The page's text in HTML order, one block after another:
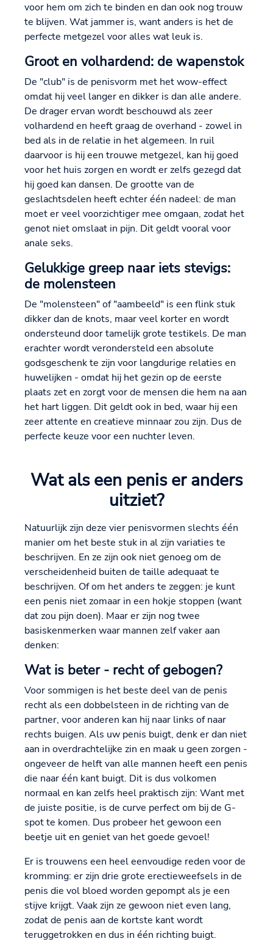
voor hem om zich te binden en dan ook nog trouw
te blijven. Wat jammer is, want anders is het de
perfecte metgezel voor alles wat leuk is.
Groot en volhardend: de wapenstok
De "club" is de penisvorm met het wow-effect
omdat hij veel langer en dikker is dan alle andere.
De drager ervan wordt beschouwd als zeer
volhardend en heeft graag de overhand - zowel in
bed als in de relatie in het algemeen. In ruil
daarvoor is hij een trouwe metgezel, kan hij goed
voor het huis zorgen en wordt er zelfs gezegd dat
hij goed kan dansen. De grootte van de
geslachtsdelen heeft echter één nadeel: de man
moet er veel voorzichtiger mee omgaan, zodat het
genot niet omslaat in pijn. Dit geldt vooral voor
anale seks.
Gelukkige greep naar iets stevigs:
de molensteen
De "molensteen" of "aambeeld" is een flink stuk
dikker dan de knots, maar veel korter en wordt
ondersteund door tamelijk grote testikels. De man
erachter wordt verondersteld een absolute
godsgeschenk te zijn voor langdurige relaties en
huwelijken - omdat hij het gezin op de eerste
plaats zet en zorgt voor de mensen die hem na aan
het hart liggen. Dit geldt ook in bed, waar hij een
zeer attente en creatieve minnaar zou zijn. Dus de
perfecte keuze voor een nuchter leven.
Wat als een penis er anders
uitziet?
Natuurlijk zijn deze vier penisvormen slechts één
manier om het beste stuk in al zijn variaties te
beschrijven. En ze zijn ook niet genoeg om de
verscheidenheid buiten de taille adequaat te
beschrijven. Of om het anders te zeggen: je kunt
een penis niet zomaar in een hokje stoppen (want
dat zou pijn doen). Maar er zijn nog twee
basiskenmerken waar mannen zelf vaker aan
denken:
Wat is beter - recht of gebogen?
Voor sommigen is het beste deel van de penis
recht als een dobbelsteen in de richting van de
partner, voor anderen kan hij naar links of naar
rechts buigen. Als uw penis buigt, denk er dan niet
aan in overdrachtelijke zin en maak u geen zorgen -
ongeveer de helft van alle mannen heeft een penis
die naar één kant buigt. Dit is dus volkomen
normaal en kan zelfs heel praktisch zijn: Want met
de juiste positie, is de curve perfect om bij de G-
spot te komen. Dus probeer het gewoon een
beetje uit en geniet van het goede gevoel!
Er is trouwens een heel eenvoudige reden voor de
kromming: er zijn drie grote erectieweefsels in de
penis die vol bloed worden gepompt als je een
stijve krijgt. Vaak zijn ze gewoon niet even lang,
zodat de penis aan de kortste kant wordt
teruggetrokken en dus in één richting buigt.